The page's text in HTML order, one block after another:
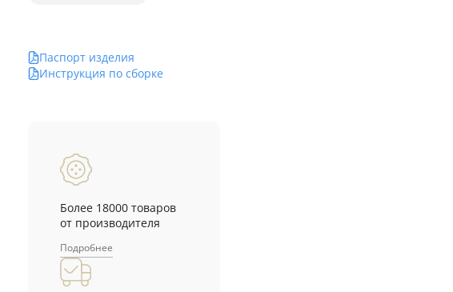
Паспорт изделия
Инструкция по сборке
Более 18000 товаров
от производителя
Подробнее